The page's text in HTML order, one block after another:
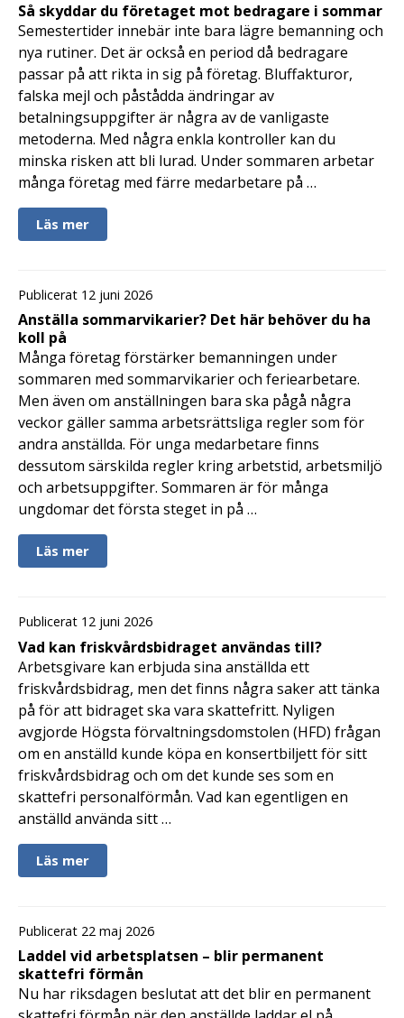
Så skyddar du företaget mot bedragare i sommar
Semestertider innebär inte bara lägre bemanning och
nya rutiner. Det är också en period då bedragare
passar på att rikta in sig på företag. Bluffakturor,
falska mejl och påstådda ändringar av
betalningsuppgifter är några av de vanligaste
metoderna. Med några enkla kontroller kan du
minska risken att bli lurad. Under sommaren arbetar
många företag med färre medarbetare på …
Läs mer
Publicerat 12 juni 2026
Anställa sommarvikarier? Det här behöver du ha
koll på
Många företag förstärker bemanningen under
sommaren med sommarvikarier och feriearbetare.
Men även om anställningen bara ska pågå några
veckor gäller samma arbetsrättsliga regler som för
andra anställda. För unga medarbetare finns
dessutom särskilda regler kring arbetstid, arbetsmiljö
och arbetsuppgifter. Sommaren är för många
ungdomar det första steget in på …
Läs mer
Publicerat 12 juni 2026
Vad kan friskvårdsbidraget användas till?
Arbetsgivare kan erbjuda sina anställda ett
friskvårdsbidrag, men det finns några saker att tänka
på för att bidraget ska vara skattefritt. Nyligen
avgjorde Högsta förvaltningsdomstolen (HFD) frågan
om en anställd kunde köpa en konsertbiljett för sitt
friskvårdsbidrag och om det kunde ses som en
skattefri personalförmån. Vad kan egentligen en
anställd använda sitt …
Läs mer
Publicerat 22 maj 2026
Laddel vid arbetsplatsen – blir permanent
skattefri förmån
Nu har riksdagen beslutat att det blir en permanent